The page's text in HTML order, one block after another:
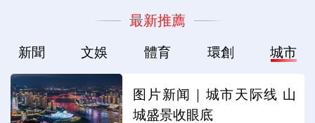
最新推薦
新聞 文娛 體育 環創 城市
图片新闻｜城市天际线 山
城盛景收眼底